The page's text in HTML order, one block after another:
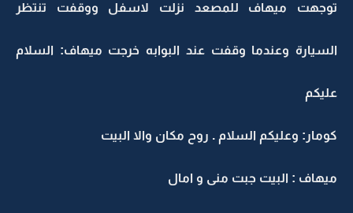
توجهت ميهاف للمصعد نزلت لاسفل ووقفت تنتظر
السيارة وعندما وقفت عند البوابه خرجت ميهاف: السلام
عليكم
كومار: وعليكم السلام . روح مكان والا البيت
ميهاف : البيت جبت منى و امال